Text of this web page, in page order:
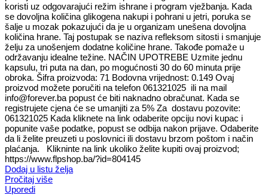
koristi uz odgovarajući režim ishrane i program vježbanja. Kada
se dovoljna količina glikogena nakupi i pohrani u jetri, poruka se
šalje u mozak pokazujući da je u organizam unešena dovoljna
količina hrane. Taj postupak se naziva refleksom sitosti i smanjuje
želju za unošenjem dodatne količine hrane. Takođe pomaže u
održavanju idealne težine. NAČIN UPOTREBE Uzmite jednu
kapsulu, tri puta na dan, po mogućnosti 30 do 60 minuta prije
obroka. Šifra proizvoda: 71 Bodovna vrijednost: 0.149 Ovaj
proizvod možete poručiti na telefon 061321025 ili na mail
info@forever.ba popust će biti naknadno obračunat. Kada se
registrujete cjena će se umanjiti za 5% Za dostavu pozovite:
061321025 Kada kliknete na link odaberite opciju novi kupac i
popunite vaše podatke, popust se odbija nakon prijave. Odaberite
da li želite preuzeti u poslovnici ili dostavu brzom poštom i način
plaćanja. Klikninte na link ukoliko želite kupiti ovaj proizvod;
https://www.flpshop.ba/?id=804145
Dodaj u listu želja
Pročitaj više
Uporedi